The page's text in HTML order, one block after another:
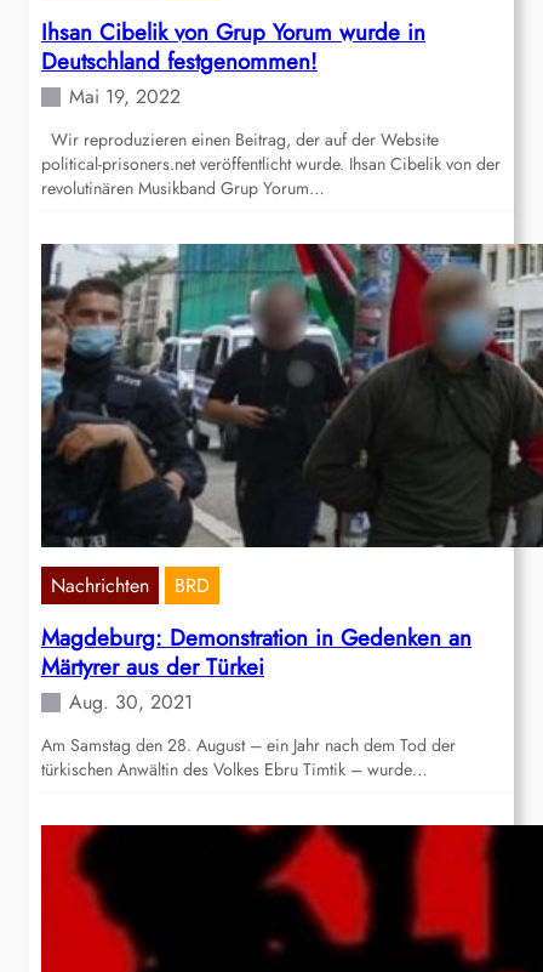
Ihsan Cibelik von Grup Yorum wurde in
Deutschland festgenommen!
Mai 19, 2022
Wir reproduzieren einen Beitrag, der auf der Website
political-prisoners.net veröffentlicht wurde. Ihsan Cibelik von der
revolutinären Musikband Grup Yorum…
Nachrichten BRD
Magdeburg: Demonstration in Gedenken an
Märtyrer aus der Türkei
Aug. 30, 2021
Am Samstag den 28. August – ein Jahr nach dem Tod der
türkischen Anwältin des Volkes Ebru Timtik – wurde…